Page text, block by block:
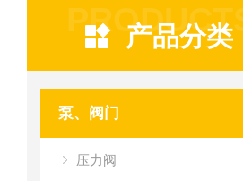
产品分类
泵、阀门
压力阀